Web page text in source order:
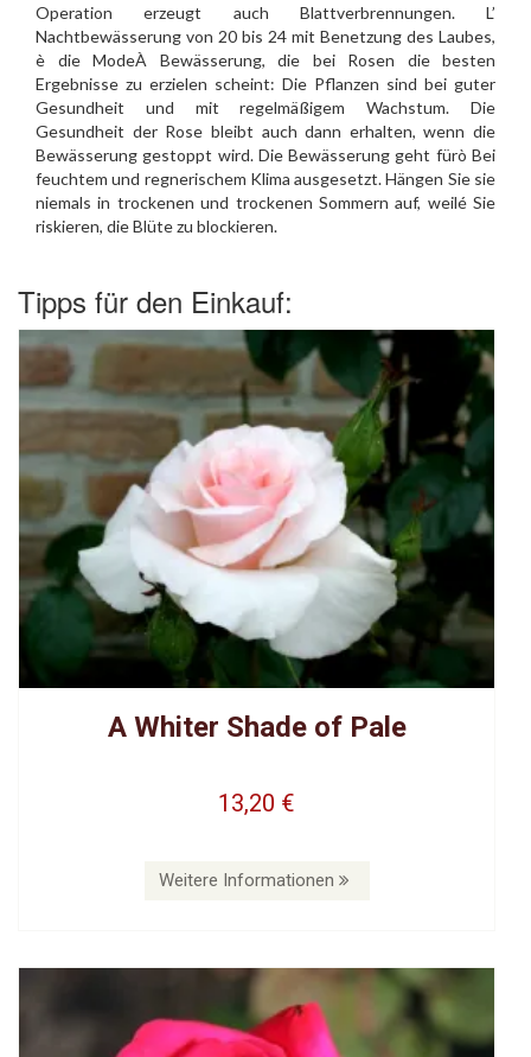
Operation erzeugt auch Blattverbrennungen. L’
Nachtbewässerung von 20 bis 24 mit Benetzung des Laubes,
è die ModeÀ Bewässerung, die bei Rosen die besten
Ergebnisse zu erzielen scheint: Die Pflanzen sind bei guter
Gesundheit und mit regelmäßigem Wachstum. Die
Gesundheit der Rose bleibt auch dann erhalten, wenn die
Bewässerung gestoppt wird. Die Bewässerung geht fürò Bei
feuchtem und regnerischem Klima ausgesetzt. Hängen Sie sie
niemals in trockenen und trockenen Sommern auf, weilé Sie
riskieren, die Blüte zu blockieren.
Tipps für den Einkauf:
A Whiter Shade of Pale
13,20 €
Weitere Informationen